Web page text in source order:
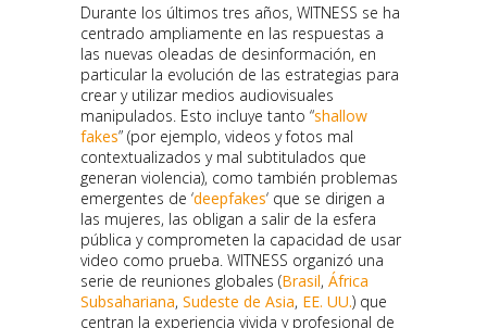
Durante los últimos tres años, WITNESS se ha
centrado ampliamente en las respuestas a
las nuevas oleadas de desinformación, en
particular la evolución de las estrategias para
crear y utilizar medios audiovisuales
manipulados. Esto incluye tanto “shallow
fakes” (por ejemplo, videos y fotos mal
contextualizados y mal subtitulados que
generan violencia), como también problemas
emergentes de ‘deepfakes‘ que se dirigen a
las mujeres, las obligan a salir de la esfera
pública y comprometen la capacidad de usar
video como prueba. WITNESS organizó una
serie de reuniones globales (Brasil, África
Subsahariana, Sudeste de Asia, EE. UU.) que
centran la experiencia vivida y profesional de